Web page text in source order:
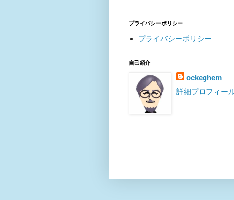
プライバシーポリシー
プライバシーポリシー
自己紹介
ockeghem
詳細プロフィー